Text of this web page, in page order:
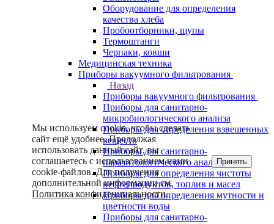
Оборудование для определения
качества хлеба
Пробоотборники, щупы
Термоштанги
Черпаки, ковши
Медицинская техника
Приборы вакуумного фильтрования
Назад
Приборы вакуумного фильтрования
Приборы для санитарно-
микробиологического анализа
Приборы для определения взвешенных
веществ
Приборы для санитарно-
паразитологического анализа
Приборы для определения чистоты
нефтепродуктов, топлив и масел
Приборы для определения мутности и
цветности воды
Приборы для санитарно-
Мы используем cookie, чтобы сделать
сайт ещё удобнее. Продолжая
использовать данный сайт, вы
соглашаетесь с использованием нами
cookie-файлов. Для получения
дополнительной информации см.
Политика конфиденциальности.
Принять